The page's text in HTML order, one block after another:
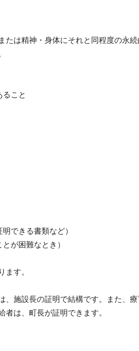
は精神・身体にそれと同程度の永
こと
きる書類など）
困難なとき）
す。
施設長の証明で結構です。また、
は、町長が証明できます。